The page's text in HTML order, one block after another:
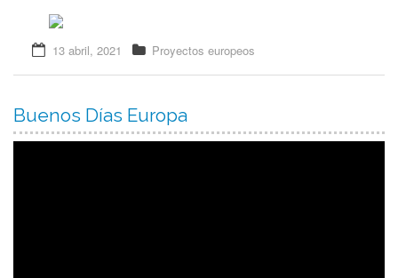
Redes Sociales
13 abril, 2021 Proyectos europeos
Buenos Días Europa